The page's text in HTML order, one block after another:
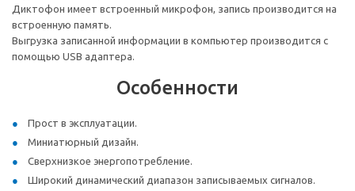
Диктофон имеет встроенный микрофон, запись производится на
встроенную память.
Выгрузка записанной информации в компьютер производится с
помощью USB адаптера.
Особенности
Прост в эксплуатации.
Миниатюрный дизайн.
Сверхнизкое энергопотребление.
Широкий динамический диапазон записываемых сигналов.